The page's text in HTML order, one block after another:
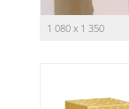
1 080 x 1 350